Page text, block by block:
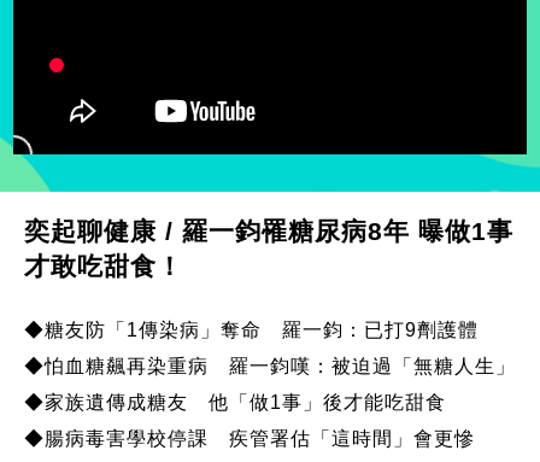
奕起聊健康 / 羅一鈞罹糖尿病8年 曝做1事
才敢吃甜食！
◆糖友防「1傳染病」奪命 羅一鈞：已打9劑護體
◆怕血糖飆再染重病 羅一鈞嘆：被迫過「無糖人生」
◆家族遺傳成糖友 他「做1事」後才能吃甜食
◆腸病毒害學校停課 疾管署估「這時間」會更慘